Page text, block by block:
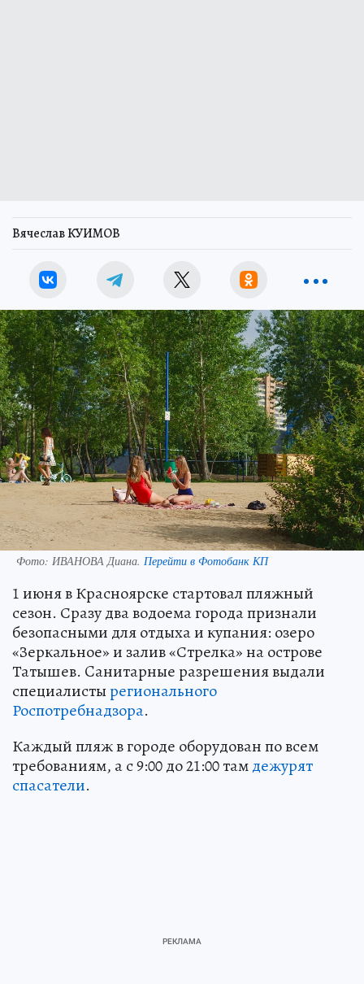
Вячеслав КУИМОВ
Фото: ИВАНОВА Диана. Перейти в Фотобанк КП
1 июня в Красноярске стартовал пляжный
сезон. Сразу два водоема города признали
безопасными для отдыха и купания: озеро
«Зеркальное» и залив «Стрелка» на острове
Татышев. Cанитарные разрешения выдали
специалистырегионального
Роспотребнадзора.
Каждый пляж в городе оборудован по всем
требованиям, а с 9:00 до 21:00 тамдежурят
спасатели.